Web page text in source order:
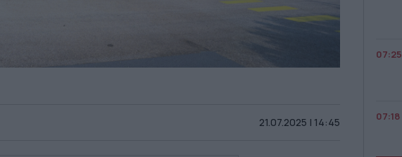
21.07.2025 | 14:45
07:25
07:18